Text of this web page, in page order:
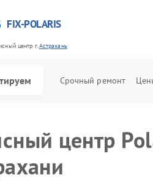
FIX-POLARIS
центр г.Астрахань
Срочный ремонт
центр